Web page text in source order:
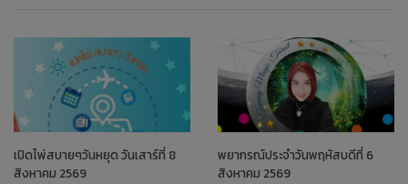
เปิดไพ่สบายๆวันหยุด วันเสาร์ที่ 8
สิงหาคม 2569
พยากรณ์ประจำวันพฤหัสบดีที่ 6
สิงหาคม 2569